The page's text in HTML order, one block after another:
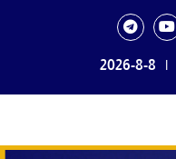
|
2026-8-8